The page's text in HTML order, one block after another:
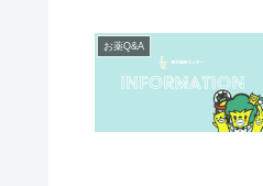
お薬Q&A